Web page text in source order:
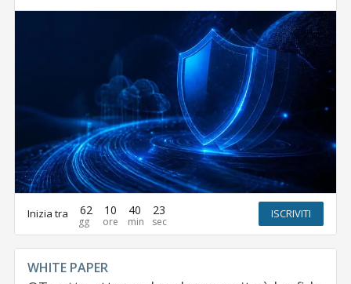
Inizia tra 62 10 40 22 ISCRIVITI
WHITE PAPER